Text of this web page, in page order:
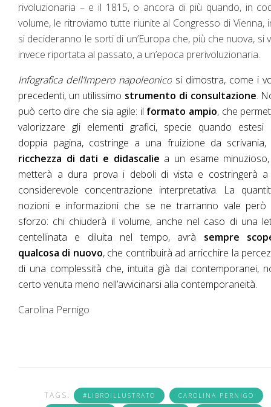
rivoluzionaria – e il 1815, o ancora di più quando, in
volume, le ritroviamo tutte riunite al Congresso di Vienna,
si decideranno le sorti di un’Europa che, più che nuova, si
invece riportata al passato, a un’epoca prerivoluzionaria.
Infografica dell’Impero napoleonico si dimostra, come i
precedenti, un utilissimo strumento di consultazione.
può certo dire che sia agile: il formato ampio, che
valorizzare gli elementi grafici, specie quando estesi
doppia pagina, costringe a una fruizione da
ricchezza di dati e didascalie a un esame
metterà a dura prova i deboli di vista e costringerà
considerevole concentrazione interpretativa. La
nozioni e informazioni che se ne trarranno vale però
sforzo: chi chiuderà il volume, anche nel caso di una
centellinata e diluita nel tempo, avrà sempre
qualcosa di nuovo, che contribuirà ad arricchire la
di una complessità che, intuita già dai contemporanei,
certo venuta meno nell’avvicinarsi alla contemporaneità.
Carolina Pernigo
TAGS: #LIBROILLUSTRATO
CAROLINA PERNIGO